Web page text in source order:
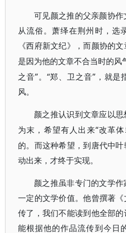
可见颜之推的父亲颜协
从流俗。萧绎在荆州时，选
《西府新文纪》，而颜协的
是因为他的文章不合当时的风
之音”。“郑、卫之音”，就
风。
颜之推认识到文章应以
为末，希望有人出来“改革
的。而这种希望，到唐代中
动出来，才终于实现。
颜之推虽非专门的文学
一定的文学价值。他曾撰著
传了，我们不能读到他全部
能根据他的作品流传到今日